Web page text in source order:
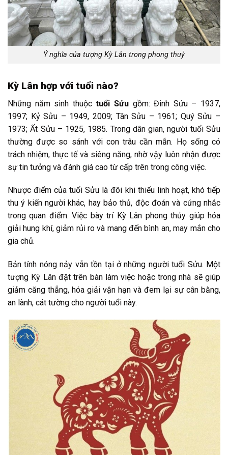
Ý nghĩa của tượng Kỳ Lân trong phong thuỷ
Kỳ Lân hợp với tuổi nào?
Những năm sinh thuộctuổi Sửu gồm: Đinh Sửu – 1937,
1997; Kỷ Sửu – 1949, 2009; Tân Sửu – 1961; Quý Sửu –
1973; Ất Sửu – 1925, 1985. Trong dân gian, người tuổi Sửu
thường được so sánh với con trâu cần mẫn. Họ sống có
trách nhiệm, thực tế và siêng năng, nhờ vậy luôn nhận được
sự tin tưởng và đánh giá cao từ cấp trên trong công việc.
Nhược điểm của tuổi Sửu là đôi khi thiếu linh hoạt, khó tiếp
thu ý kiến người khác, hay bảo thủ, độc đoán và cứng nhắc
trong quan điểm. Việc bày trí Kỳ Lân phong thủy giúp hóa
giải hung khí, giảm rủi ro và mang đến bình an, may mắn cho
gia chủ.
Bản tính nóng nảy vẫn tồn tại ở những người tuổi Sửu. Một
tượng Kỳ Lân đặt trên bàn làm việc hoặc trong nhà sẽ giúp
giảm căng thẳng, hóa giải vận hạn và đem lại sự cân bằng,
an lành, cát tường cho người tuổi này.